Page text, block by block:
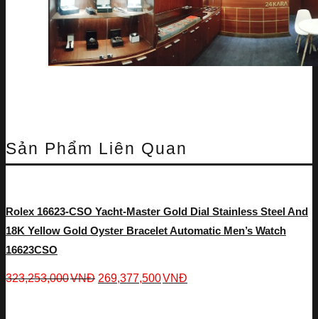
Sản Phẩm Liên Quan
Rolex 16623-CSO Yacht-Master Gold Dial Stainless Steel And
18K Yellow Gold Oyster Bracelet Automatic Men’s Watch
16623CSO
323,253,000VNĐ 269,377,500VNĐ